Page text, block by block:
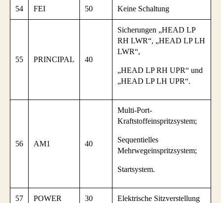
54 FEI 50 Keine Schaltung
55 PRINCIPAL 40
Sicherungen „HEAD LP
RH LWR“, „HEAD LP LH
LWR“,
„HEAD LP RH UPR“ und
„HEAD LP LH UPR“.
56 AM1 40
Multi-Port-
Kraftstoffeinspritzsystem;
Sequentielles
Mehrwegeinspritzsystem;
Startsystem.
57 POWER 30 Elektrische Sitzverstellung